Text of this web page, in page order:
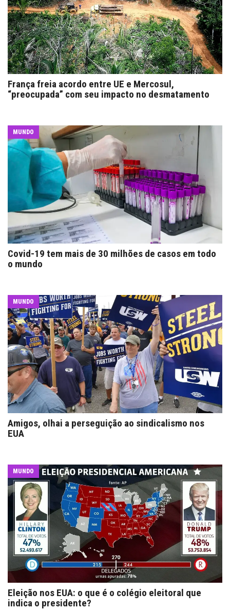
França freia acordo entre UE e Mercosul,
“preocupada” com seu impacto no desmatamento
MUNDO
Covid-19 tem mais de 30 milhões de casos em todo
o mundo
MUNDO
Amigos, olhai a perseguição ao sindicalismo nos
EUA
MUNDO
Eleição nos EUA: o que é o colégio eleitoral que
indica o presidente?